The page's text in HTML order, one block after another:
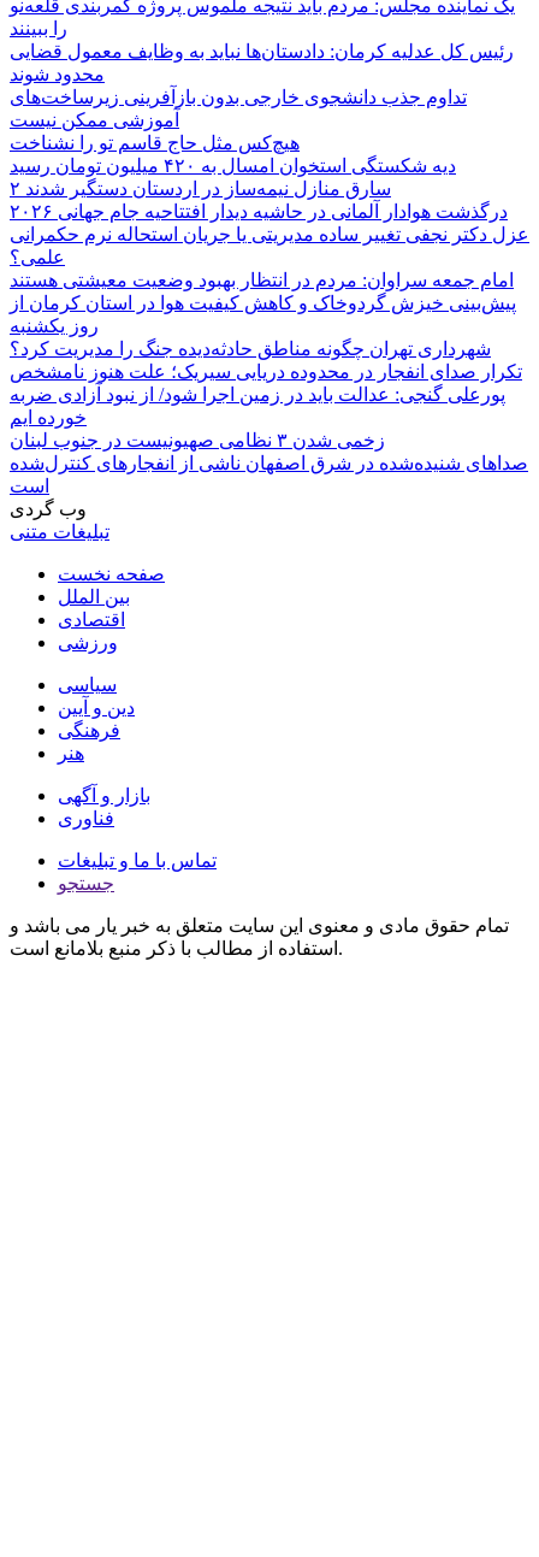
یک نماینده مجلس: مردم باید نتیجه ملموس پروژه کمربندی قلعه‌نو
را ببینند
رئیس کل عدلیه کرمان: دادستان‌ها نباید به وظایف معمول قضایی
محدود شوند
تداوم جذب دانشجوی خارجی بدون بازآفرینی زیرساخت‌های
آموزشی ممکن نیست
هیچ‌کس مثل حاج قاسم تو را نشناخت
دیه شکستگی استخوان امسال به ۴۲۰ میلیون تومان رسید
۲ سارق منازل نیمه‌ساز در اردستان دستگیر شدند
درگذشت هوادار آلمانی در حاشیه دیدار افتتاحیه جام جهانی ۲۰۲۶
عزل دکتر نجفی تغییر ساده مدیریتی یا جریان استحاله نرم حکمرانی
علمی؟
امام جمعه سراوان: مردم در انتظار بهبود وضعیت معیشتی هستند
پیش‌بینی خیزش گردوخاک و کاهش کیفیت هوا در استان کرمان از
روز یکشنبه
شهرداری تهران چگونه مناطق حادثه‌دیده جنگ را مدیریت کرد؟
تکرار صدای انفجار در محدوده دریایی سیریک؛ علت هنوز نامشخص
پورعلی گنجی: عدالت باید در زمین اجرا شود/ از نبود آزادی ضربه
خورده ایم
زخمی شدن ۳ نظامی صهیونیست در جنوب لبنان
صداهای شنیده‌شده در شرق اصفهان ناشی از انفجارهای کنترل‌شده
است
وب گردی
تبلیغات متنی
صفحه نخست
بین الملل
اقتصادی
ورزشی
سیاسی
دین و آیین
فرهنگی
هنر
بازار و آگهی
فناوری
تماس با ما و تبلیغات
جستجو
تمام حقوق مادی و معنوی این سایت متعلق به خبر یار می باشد و
استفاده از مطالب با ذکر منبع بلامانع است.